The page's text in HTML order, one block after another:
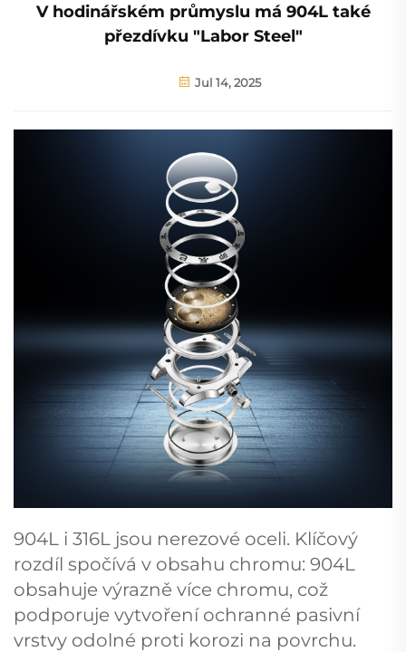
V hodinářském průmyslu má 904L také
přezdívku "Labor Steel"
Jul 14, 2025
904L i 316L jsou nerezové oceli. Klíčový
rozdíl spočívá v obsahu chromu: 904L
obsahuje výrazně více chromu, což
podporuje vytvoření ochranné pasivní
vrstvy odolné proti korozi na povrchu.